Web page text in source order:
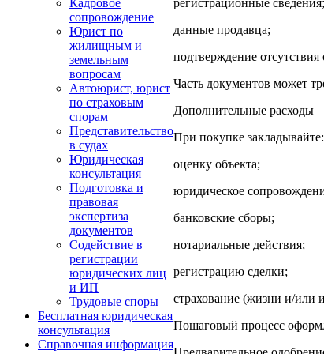
Кадровое
сопровождение
Юрист по
жилищным и
земельным
вопросам
Автоюрист, юрист
по страховым
спорам
Представительство
в судах
Юридическая
консультация
Подготовка и
правовая
экспертиза
документов
Содействие в
регистрации
юридических лиц
и ИП
Трудовые споры
Бесплатная юридическая
консультация
Справочная информация
данные продавца;
подтверждение
Часть документов может
Дополнительные расходы
При покупке закладывайте:
оценку объекта;
юридическое
банковские сборы;
нотариальные действия;
регистрацию сделки;
страхование (жизни и/или
Пошаговый процесс